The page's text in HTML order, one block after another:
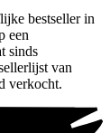
bestseller in
een
sinds
van
verkocht.